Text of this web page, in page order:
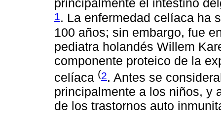
principalmente el intestino
1 . La enfermedad celíaca ha
100 años; sin embargo, fue
pediatra holandés Willem
componente proteico de la
celíaca (2. Antes se
principalmente a los niños, y
de los trastornos auto